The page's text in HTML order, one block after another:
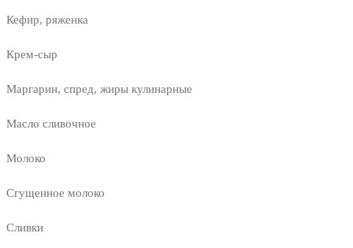
Кефир, ряженка
Крем-сыр
Маргарин, спред, жиры кулинарные
Масло сливочное
Молоко
Сгущенное молоко
Сливки